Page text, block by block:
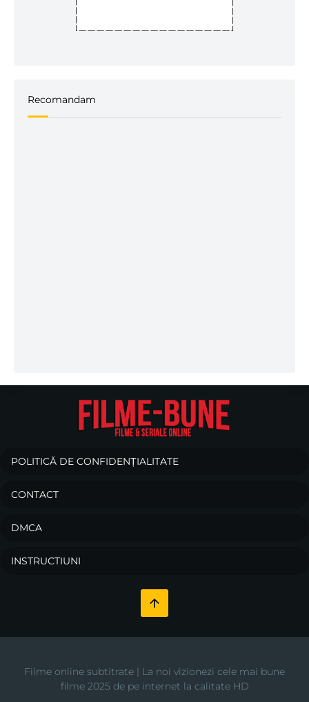
Recomandam
POLITICĂ DE CONFIDENȚIALITATE
CONTACT
DMCA
INSTRUCTIUNI
Filme online subtitrate | La noi vizionezi cele mai bune
filme 2025 de pe internet la calitate HD